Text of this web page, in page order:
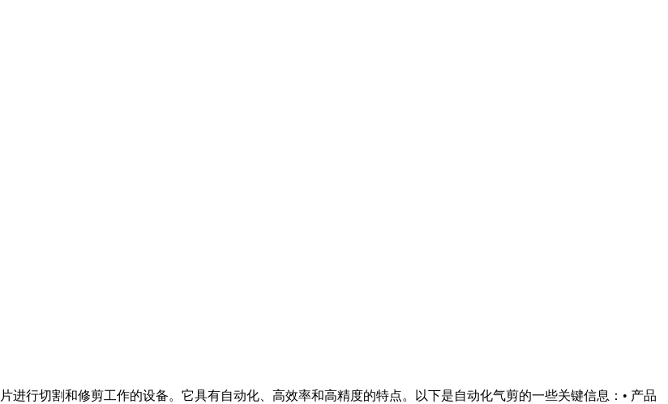
行切割和修剪工作的设备。它具有自动化、高效率和高精度的特点。以下是自动化气剪的一些关键信息：• 产品